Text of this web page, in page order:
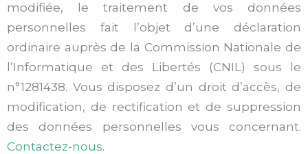
modifiée, le traitement de vos données
personnelles fait l’objet d’une déclaration
ordinaire auprès de la Commission Nationale de
l’Informatique et des Libertés (CNIL) sous le
n°1281438. Vous disposez d’un droit d’accès, de
modification, de rectification et de suppression
des données personnelles vous concernant.
Contactez-nous.